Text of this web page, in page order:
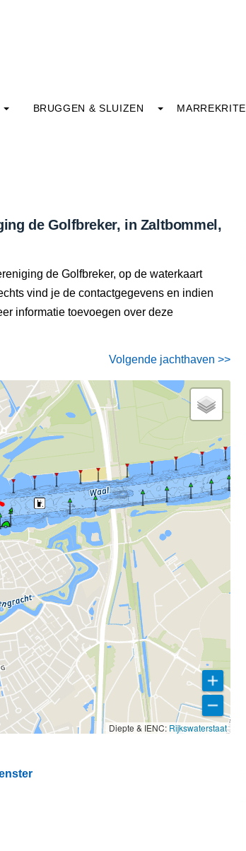
BRUGGEN & SLUIZEN MARREKRITE
de Golfbreker, in Zaltbommel,
de Golfbreker, op de waterkaart
vind je de contactgegevens en indien
informatie toevoegen over deze
Volgende jachthaven >>
Diepte & IENC: Rijkswaterstaat